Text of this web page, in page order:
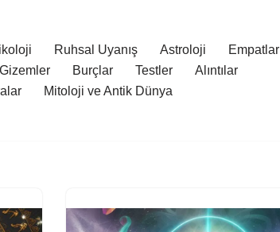
Ruhsal Uyanış Astroloji
Empatlar
Gizemler Burçlar Testler
Alıntılar
Mitoloji ve Antik Dünya